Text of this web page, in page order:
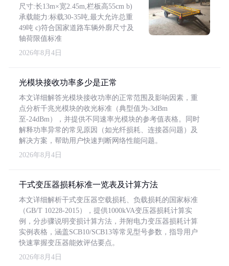
尺寸:长13m×宽2.45m,栏板高55cm b)
承载能力:标载30-35吨,最大允许总重
49吨 c)符合国家道路车辆外廓尺寸及
轴荷限值标准
2026年8月4日
光模块接收功率多少是正常
本文详细解答光模块接收功率的正常范围及影响因素，重
点分析千兆光模块的收光标准（典型值为-3dBm
至-24dBm），并提供不同速率光模块的参考值表格。同时
解释功率异常的常见原因（如光纤损耗、连接器问题）及
解决方案，帮助用户快速判断网络性能问题。
2026年8月4日
干式变压器损耗标准一览表及计算方法
本文详细解析干式变压器空载损耗、负载损耗的国家标准
（GB/T 10228-2015），提供1000kVA变压器损耗计算实
例，分步骤说明变损计算方法，并附电力变压器损耗计算
实例表格，涵盖SCB10/SCB13等常见型号参数，指导用户
快速掌握变压器能效评估要点。
2026年8月4日